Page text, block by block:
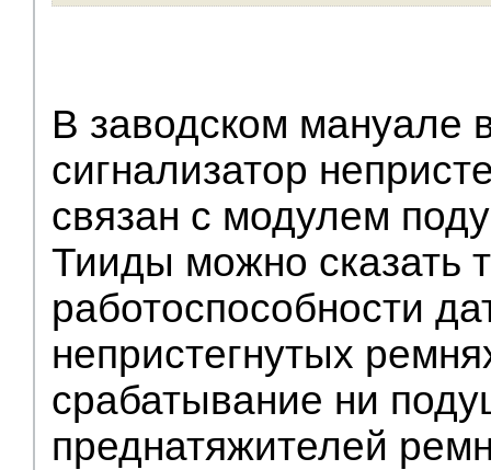
В заводском мануале
сигнализатор
связан с модулем
Тииды можно сказать
работоспособности
непристегнутых
срабатывание ни
преднатяжителей